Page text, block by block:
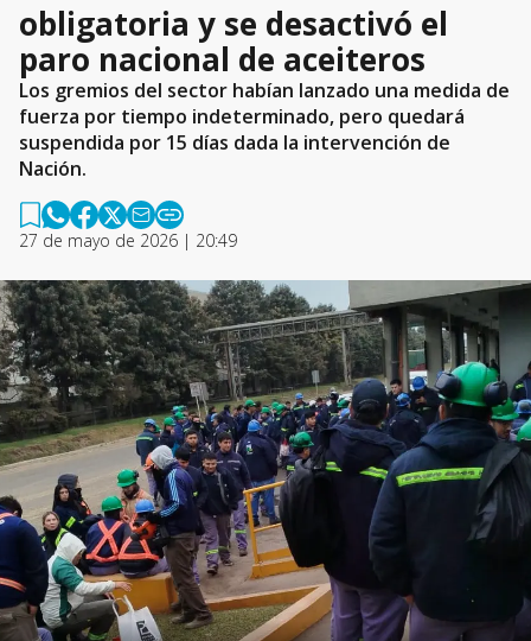
obligatoria y se desactivó el
paro nacional de aceiteros
Los gremios del sector habían lanzado una medida de
fuerza por tiempo indeterminado, pero quedará
suspendida por 15 días dada la intervención de
Nación.
27 de mayo de 2026 | 20:49